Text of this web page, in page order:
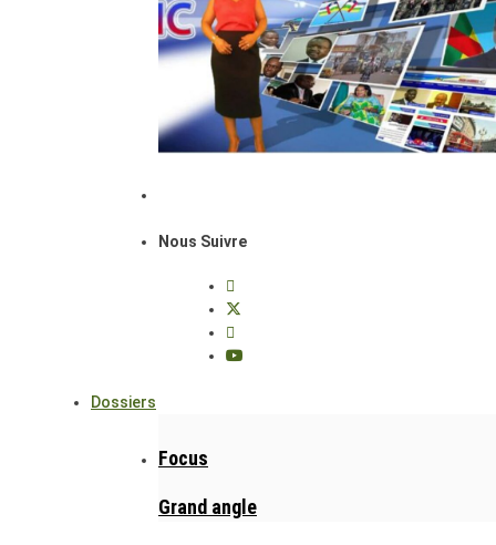
Nous Suivre
Dossiers
Focus
Grand angle